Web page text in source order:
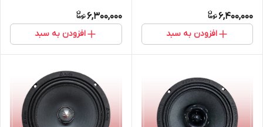
6,400,000
افزودن به سبد
6,300,000
افزودن به سبد